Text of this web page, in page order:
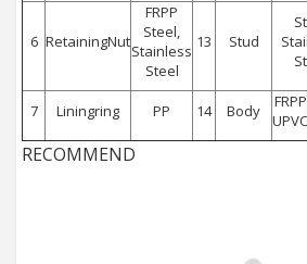
6 RetainingNut
FRPP
Steel,
Stainless
Steel
13 Stud
7 Liningring PP 14 Body
RECOMMEND